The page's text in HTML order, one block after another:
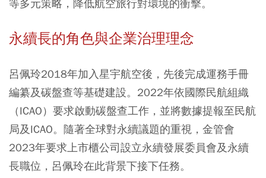
等多元策略，降低航空旅行對環境的衝擊。
永續長的角色與企業治理理念
呂佩玲2018年加入星宇航空後，先後完成運務手冊
編纂及碳盤查等基礎建設。2022年依國際民航組織
（ICAO）要求啟動碳盤查工作，並將數據提報至民航
局及ICAO。隨著全球對永續議題的重視，金管會
2023年要求上市櫃公司設立永續發展委員會及永續
長職位，呂佩玲在此背景下接下任務。